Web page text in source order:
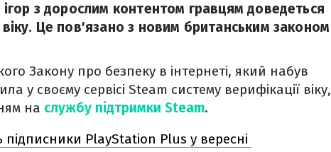
з дорослим контентом гравцям доведеться
Це пов'язано з новим британським законом
Закону про безпеку в інтернеті, який набув
у своєму сервісі Steam систему верифікації віку,
на службу підтримки Steam.
підписники PlayStation Plus у вересні